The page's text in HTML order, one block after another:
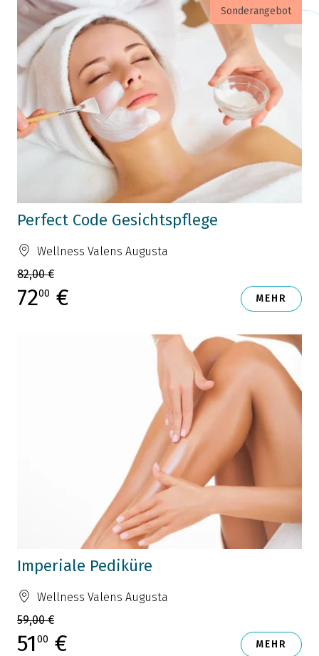
Sonderangebot
Perfect Code Gesichtspflege
Wellness Valens Augusta
82,00 €
7200 € MEHR
Imperiale Pediküre
Wellness Valens Augusta
59,00 €
5100 € MEHR